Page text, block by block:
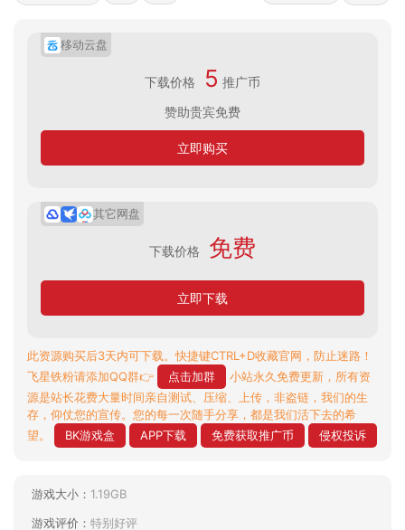
移动云盘
下载价格 5 推广币
赞助贵宾免费
立即购买
其它网盘
下载价格 免费
立即下载
此资源购买后3天内可下载。快捷键CTRL+D收藏官网，防止迷路！
飞星铁粉请添加QQ群👉
点击加群
小站永久免费更新，所有资
源是站长花费大量时间亲自测试、压缩、上传，非盗链，我们的生
存，仰仗您的宣传。您的每一次随手分享，都是我们活下去的希
望。
BK游戏盒 APP下载 免费获取推广币 侵权投诉
游戏大小： 1.19GB
游戏评价： 特别好评